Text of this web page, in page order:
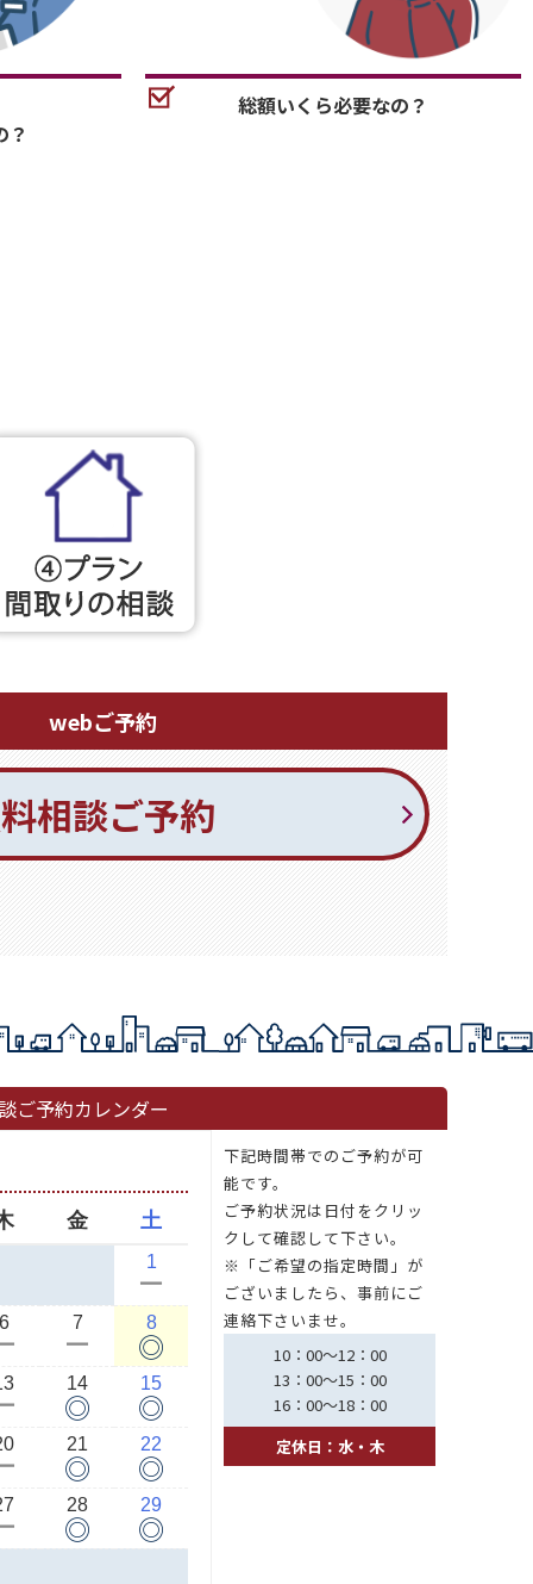
？
総額いくら必要なの？
webご予約
相談ご予約
ご予約カレンダー
金 土
1
ー
7
ー
8
◎
14
◎
15
◎
21
◎
22
◎
28
◎
29
◎
下記時間帯でのご予約が可
能です。
ご予約状況は日付をクリッ
クして確認して下さい。
※「ご希望の指定時間」が
ございましたら、事前にご
連絡下さいませ。
10：00～12：00
13：00～15：00
16：00～18：00
定休日：水・木